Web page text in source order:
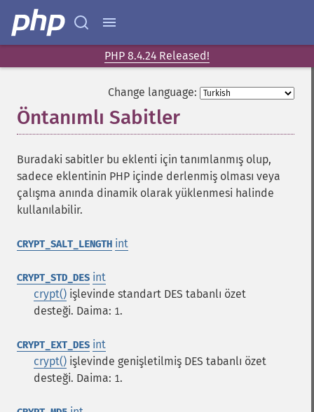
PHP 8.4.24 Released!
Change language:
Öntanımlı Sabitler
Buradaki sabitler bu eklenti için tanımlanmış olup,
sadece eklentinin PHP içinde derlenmiş olması veya
çalışma anında dinamik olarak yüklenmesi halinde
kullanılabilir.
CRYPT_SALT_LENGTH int
CRYPT_STD_DES int
crypt() işlevinde standart DES tabanlı özet
desteği. Daima: 1.
CRYPT_EXT_DES int
crypt() işlevinde genişletilmiş DES tabanlı özet
desteği. Daima: 1.